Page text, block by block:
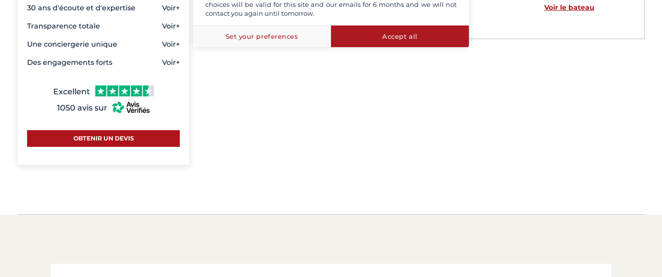
30 ans d'écoute et d'expertise Voir+
Transparence totale Voir+
Une conciergerie unique Voir+
Des engagements forts Voir+
Excellent
1050 avis sur
OBTENIR UN DEVIS
Voir le bateau
choices will be valid for this site and our emails for 6 months and we will not
contact you again until tomorrow.
Set your preferences Accept all